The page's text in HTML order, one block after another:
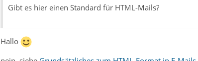
Gibt es hier einen Standard für HTML-Mails?
Hallo